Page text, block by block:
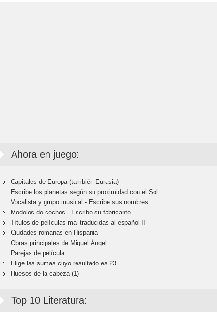
Ahora en juego:
Capitales de Europa (también Eurasia)
Escribe los planetas según su proximidad con el Sol
Vocalista y grupo musical - Escribe sus nombres
Modelos de coches - Escribe su fabricante
Títulos de películas mal traducidas al español II
Ciudades romanas en Hispania
Obras principales de Miguel Ángel
Parejas de película
Elige las sumas cuyo resultado es 23
Huesos de la cabeza (1)
Top 10 Literatura: